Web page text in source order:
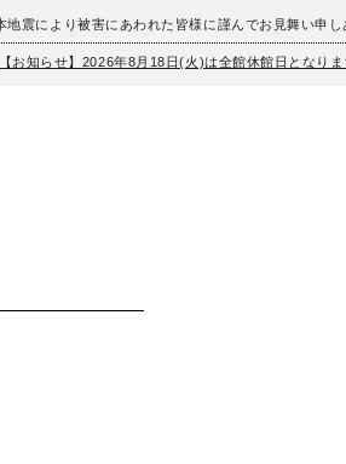
地震により被害にあわれた皆様に謹んでお見舞い申
【お知らせ】2026年8月18日(火)は全館休館日となり